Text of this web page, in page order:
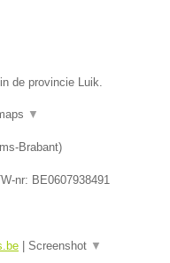
de provincie Luik.
▼
Brabant)
nr: BE0607938491
Screenshot ▼